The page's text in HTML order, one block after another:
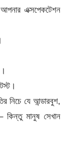
এক্সপেকটেশন
নিচে যে আন্ডারবুশ,
কিন্তু মানুষ সেখান